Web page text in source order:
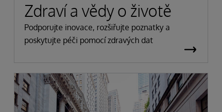
Zdraví a vědy o životě
Podporujte inovace, rozšiřujte poznatky a
poskytujte péči pomocí zdravých dat